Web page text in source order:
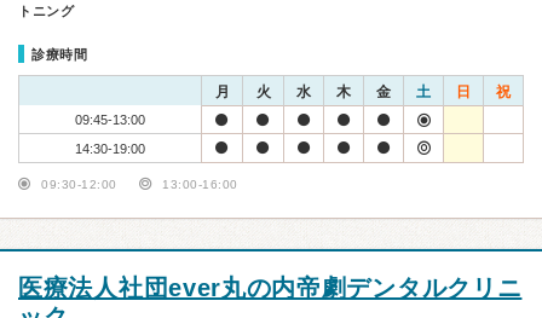
トニング
診療時間
月 火 水 木 金 土 日 祝
09:45-13:00
14:30-19:00
09:30-12:00 13:00-16:00
医療法人社団ever丸の内帝劇デンタルクリニ